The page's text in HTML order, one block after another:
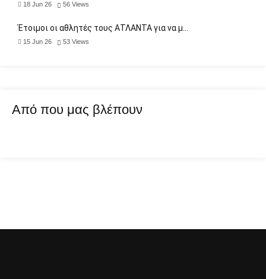
18 Jun 26 56 Views
Έτοιμοι οι αθλητές τους ΑΤΛΑΝΤΑ για να μ…
15 Jun 26 53 Views
Από που μας βλέπουν